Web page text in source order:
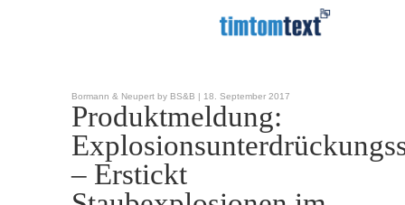
Bormann & Neupert by BS&B | 18. September 2017
Produktmeldung:
– Erstickt